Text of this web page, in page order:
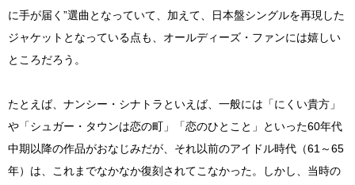
に手が届く”選曲となっていて、加えて、日本盤シングルを再現した
ジャケットとなっている点も、オールディーズ・ファンには嬉しい
ところだろう。
たとえば、ナンシー・シナトラといえば、一般には「にくい貴方」
や「シュガー・タウンは恋の町」「恋のひとこと」といった60年代
中期以降の作品がおなじみだが、それ以前のアイドル時代（61～65
年）は、これまでなかなか復刻されてこなかった。しかし、当時の